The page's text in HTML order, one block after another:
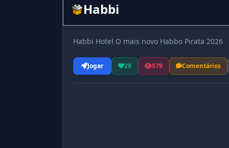
Habbi
Habbi Hotel O mais novo Habbo Pirata 2026
Jogar 29 579 Comentários